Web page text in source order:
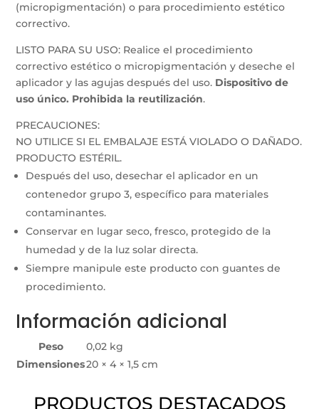
(micropigmentación) o para procedimiento estético
correctivo.
LISTO PARA SU USO: Realice el procedimiento
correctivo estético o micropigmentación y deseche el
aplicador y las agujas después del uso. Dispositivo de
uso único. Prohibida la reutilización.
PRECAUCIONES:
NO UTILICE SI EL EMBALAJE ESTÁ VIOLADO O DAÑADO.
PRODUCTO ESTÉRIL.
Después del uso, desechar el aplicador en un
contenedor grupo 3, específico para materiales
contaminantes.
Conservar en lugar seco, fresco, protegido de la
humedad y de la luz solar directa.
Siempre manipule este producto con guantes de
procedimiento.
Información adicional
Peso
0,02 kg
Dimensiones20 × 4 × 1,5 cm
PRODUCTOS DESTACADOS